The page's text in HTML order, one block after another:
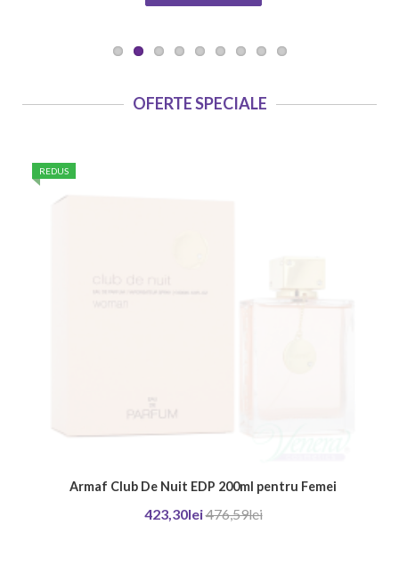
OFERTE SPECIALE
REDUS
Armaf Club De Nuit EDP 200ml pentru Femei
423,30lei476,59lei